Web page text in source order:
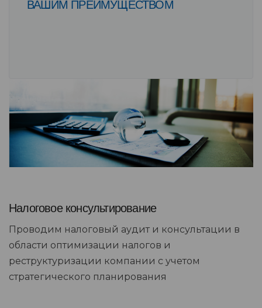
ВАШИМ ПРЕИМУЩЕСТВОМ
Налоговое консультирование
Проводим налоговый аудит и консультации в
области оптимизации налогов и
реструктуризации компании с учетом
стратегического планирования